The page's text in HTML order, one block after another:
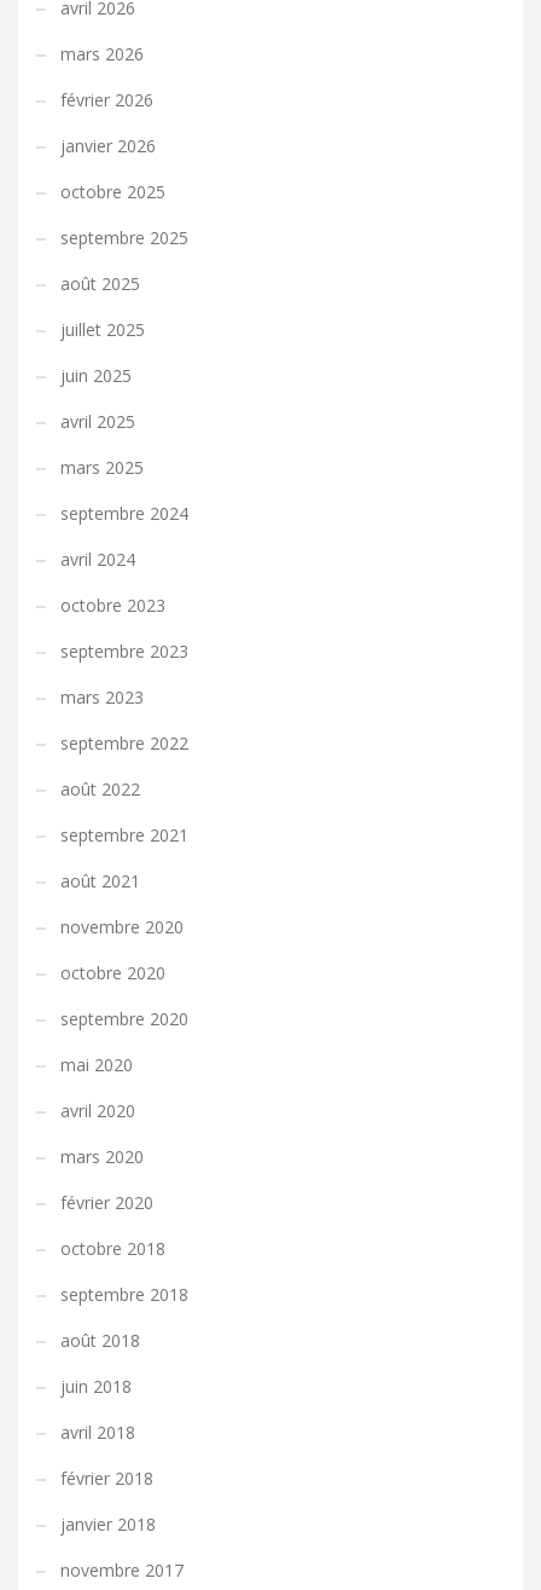
avril 2026
mars 2026
février 2026
janvier 2026
octobre 2025
septembre 2025
août 2025
juillet 2025
juin 2025
avril 2025
mars 2025
septembre 2024
avril 2024
octobre 2023
septembre 2023
mars 2023
septembre 2022
août 2022
septembre 2021
août 2021
novembre 2020
octobre 2020
septembre 2020
mai 2020
avril 2020
mars 2020
février 2020
octobre 2018
septembre 2018
août 2018
juin 2018
avril 2018
février 2018
janvier 2018
novembre 2017